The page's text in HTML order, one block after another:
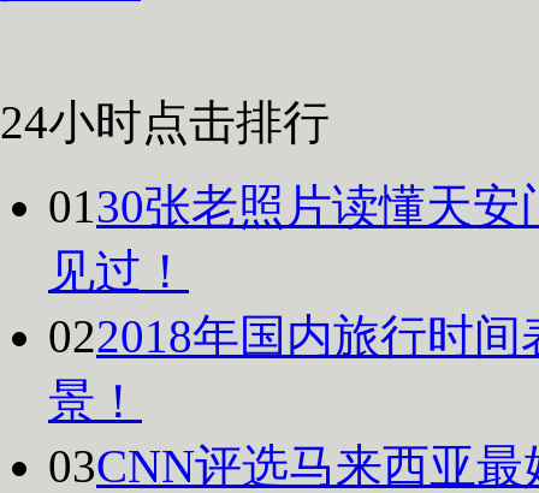
24小时点击排行
0130张老照片读懂天
见过！
022018年国内旅行时
景！
03CNN评选马来西亚